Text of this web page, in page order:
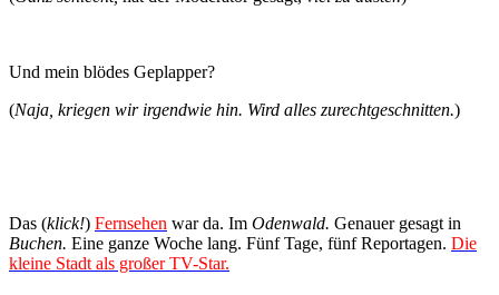
Und mein blödes Geplapper?
(Naja, kriegen wir irgendwie hin. Wird alles zurechtgeschnitten.)
Das (klick!) Fernsehen war da. Im Odenwald. Genauer gesagt in
Buchen. Eine ganze Woche lang. Fünf Tage, fünf Reportagen. Die
kleine Stadt als großer TV-Star.